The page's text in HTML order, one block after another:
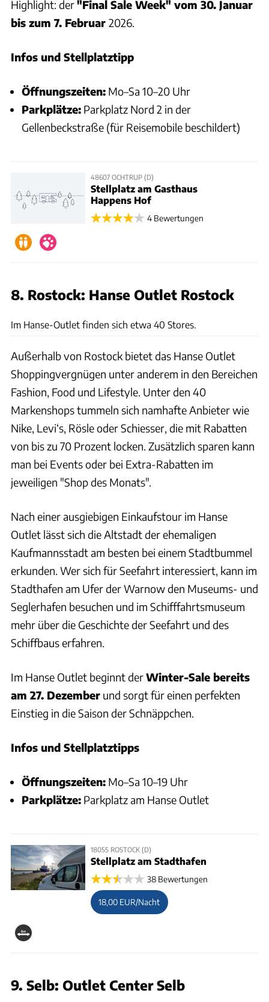
Highlight: der"Final Sale Week" vom 30. Januar
bis zum 7. Februar 2026.
Infos und Stellplatztipp
Öffnungszeiten: Mo–Sa 10–20 Uhr
Parkplätze: Parkplatz Nord 2 in der
Gellenbeckstraße (für Reisemobile beschildert)
48607 OCHTRUP (D)
Stellplatz am Gasthaus
Happens Hof
4 Bewertungen
8. Rostock: Hanse Outlet Rostock
Im Hanse-Outlet finden sich etwa 40 Stores.
Außerhalb von Rostock bietet das Hanse Outlet
Shoppingvergnügen unter anderem in den Bereichen
Fashion, Food und Lifestyle. Unter den 40
Markenshops tummeln sich namhafte Anbieter wie
Nike, Levi‘s, Rösle oder Schiesser, die mit Rabatten
von bis zu 70 Prozent locken. Zusätzlich sparen kann
man bei Events oder bei Extra-Rabatten im
jeweiligen "Shop des Monats".
Nach einer ausgiebigen Einkaufstour im Hanse
Outlet lässt sich die Altstadt der ehemaligen
Kaufmannsstadt am besten bei einem Stadtbummel
erkunden. Wer sich für Seefahrt interessiert, kann im
Stadthafen am Ufer der Warnow den Museums- und
Seglerhafen besuchen und im Schifffahrtsmuseum
mehr über die Geschichte der Seefahrt und des
Schiffbaus erfahren.
Im Hanse Outlet beginnt derWinter-Sale bereits
am 27. Dezember und sorgt für einen perfekten
Einstieg in die Saison der Schnäppchen.
Infos und Stellplatztipps
Öffnungszeiten: Mo–Sa 10–19 Uhr
Parkplätze: Parkplatz am Hanse Outlet
18055 ROSTOCK (D)
Stellplatz am Stadthafen
38 Bewertungen
18,00 EUR/Nacht
9. Selb: Outlet Center Selb